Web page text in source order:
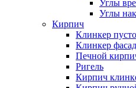
Углы
Углы
Кирпич
Клинкер
Клинкер
Печной
Ригель
Кирпич